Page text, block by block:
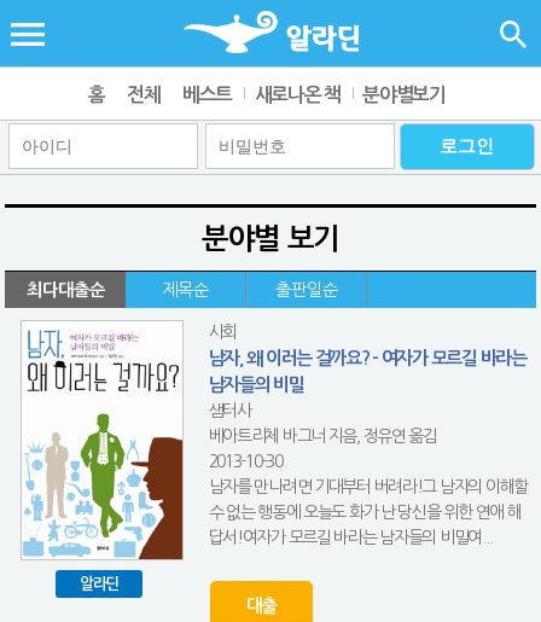
홈 전체 베스트 새로나온 책 분야별보기
분야별 보기
최다대출순 제목순 출판일순
알라딘
사회
남자, 왜 이러는 걸까요? - 여자가 모르길 바라는
남자들의 비밀
샘터사
베아트리체 바그너 지음, 정유연 옮김
2013-10-30
남자를 만나려면 기대부터 버려라!그 남자의 이해할
수 없는 행동에 오늘도 화가 난 당신을 위한 연애 해
답서!여자가 모르길 바라는 남자들의 비밀여...
대출